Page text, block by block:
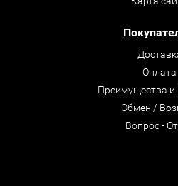
Оплата
Преимущества и
Обмен /
Вопрос -